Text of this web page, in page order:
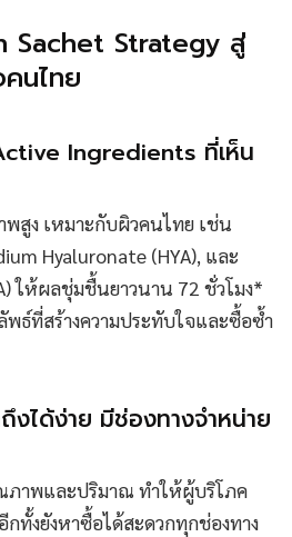
Sachet Strategy สู่
นไทย
Ingredients ที่เห็น
สูง เหมาะกับผิวคนไทย เช่น
Hyaluronate (HYA), และ
ให้ผลชุ่มชื้นยาวนาน 72 ชั่วโมง*
ธ์ที่สร้างความประทับใจและซื้อซ้ำ
งได้ง่าย มีช่องทางจำหน่าย
าพและปริมาณ ทำให้ผู้บริโภค
กทั้งยังหาซื้อได้สะดวกทุกช่องทาง